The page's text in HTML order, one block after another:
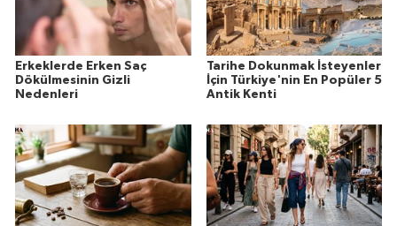
Erkeklerde Erken Saç
Dökülmesinin Gizli
Nedenleri
Tarihe Dokunmak İsteyenler
İçin Türkiye'nin En Popüler 5
Antik Kenti